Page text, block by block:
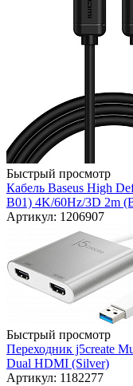
Быстрый просмотр
Кабель Baseus High
B01) 4K/60Hz/3D 2m
Артикул: 1206907
Быстрый просмотр
Переходник j5create
Dual HDMI (Silver)
Артикул: 1182277